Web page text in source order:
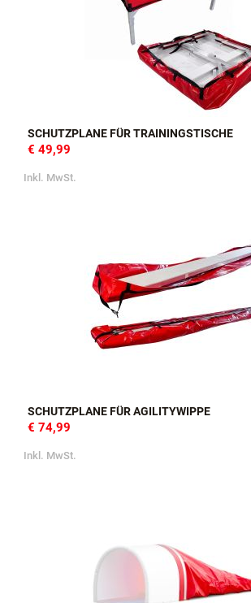
SCHUTZPLANE FÜR TRAININGSTISCHE
€ 49,99
Inkl. MwSt.
SCHUTZPLANE FÜR AGILITYWIPPE
€ 74,99
Inkl. MwSt.